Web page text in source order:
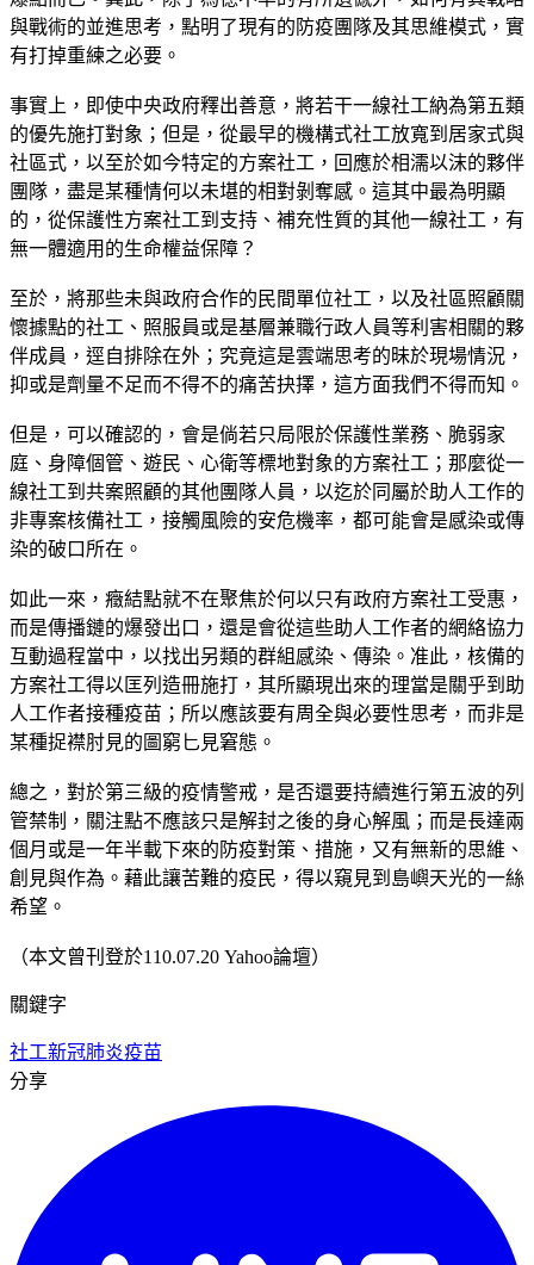
與戰術的並進思考，點明了現有的防疫團隊及其思維模式，實
有打掉重練之必要。
事實上，即使中央政府釋出善意，將若干一線社工納為第五類
的優先施打對象；但是，從最早的機構式社工放寬到居家式與
社區式，以至於如今特定的方案社工，回應於相濡以沫的夥伴
團隊，盡是某種情何以未堪的相對剝奪感。這其中最為明顯
的，從保護性方案社工到支持、補充性質的其他一線社工，有
無一體適用的生命權益保障？
至於，將那些未與政府合作的民間單位社工，以及社區照顧關
懷據點的社工、照服員或是基層兼職行政人員等利害相關的夥
伴成員，逕自排除在外；究竟這是雲端思考的昧於現場情況，
抑或是劑量不足而不得不的痛苦抉擇，這方面我們不得而知。
但是，可以確認的，會是倘若只局限於保護性業務、脆弱家
庭、身障個管、遊民、心衛等標地對象的方案社工；那麼從一
線社工到共案照顧的其他團隊人員，以迄於同屬於助人工作的
非專案核備社工，接觸風險的安危機率，都可能會是感染或傳
染的破口所在。
如此一來，癥結點就不在聚焦於何以只有政府方案社工受惠，
而是傳播鏈的爆發出口，還是會從這些助人工作者的網絡協力
互動過程當中，以找出另類的群組感染、傳染。准此，核備的
方案社工得以匡列造冊施打，其所顯現出來的理當是關乎到助
人工作者接種疫苗；所以應該要有周全與必要性思考，而非是
某種捉襟肘見的圖窮匕見窘態。
總之，對於第三級的疫情警戒，是否還要持續進行第五波的列
管禁制，關注點不應該只是解封之後的身心解風；而是長達兩
個月或是一年半載下來的防疫對策、措施，又有無新的思維、
創見與作為。藉此讓苦難的疫民，得以窺見到島嶼天光的一絲
希望。
（本文曾刊登於110.07.20 Yahoo論壇）
關鍵字
社工新冠肺炎疫苗
分享